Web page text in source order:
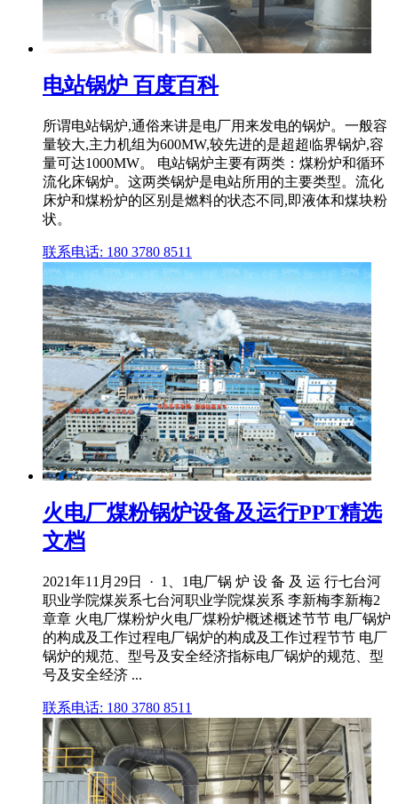
电站锅炉 百度百科
所谓电站锅炉,通俗来讲是电厂用来发电的锅炉。一般容
量较大,主力机组为600MW,较先进的是超超临界锅炉,容
量可达1000MW。 电站锅炉主要有两类：煤粉炉和循环
流化床锅炉。这两类锅炉是电站所用的主要类型。流化
床炉和煤粉炉的区别是燃料的状态不同,即液体和煤块粉
状。
联系电话: 180 3780 8511
火电厂煤粉锅炉设备及运行PPT精选
文档
2021年11月29日 · 1、1电厂锅 炉 设 备 及 运 行七台河
职业学院煤炭系七台河职业学院煤炭系 李新梅李新梅2
章章 火电厂煤粉炉火电厂煤粉炉概述概述节节 电厂锅炉
的构成及工作过程电厂锅炉的构成及工作过程节节 电厂
锅炉的规范、型号及安全经济指标电厂锅炉的规范、型
号及安全经济 ...
联系电话: 180 3780 8511